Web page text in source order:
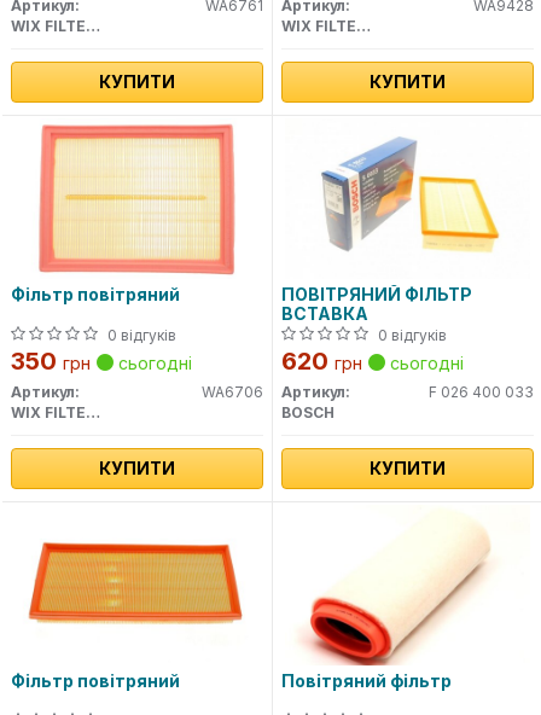
Артикул:
WA6761
WIX FILTERS
КУПИТИ
Артикул:
WA9428
WIX FILTERS
КУПИТИ
Фільтр повітряний
0 відгуків
350 грн сьогодні
Артикул:
WA6706
WIX FILTERS
КУПИТИ
ПОВІТРЯНИЙ ФІЛЬТР
ВСТАВКА
0 відгуків
620 грн сьогодні
Артикул:
F 026 400 033
BOSCH
КУПИТИ
Фільтр повітряний Повітряний фільтр